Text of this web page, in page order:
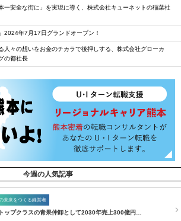
一安全な街に」を実現に導く、株式会社キューネットの稲葉社
2024年7月17日グランドオープン！
人々の想いをお金のチカラで後押しする、株式会社グローカ
の都社長
今週の人気記事
未来をつくる経営者
ップクラスの青果仲卸として2030年売上300億円…